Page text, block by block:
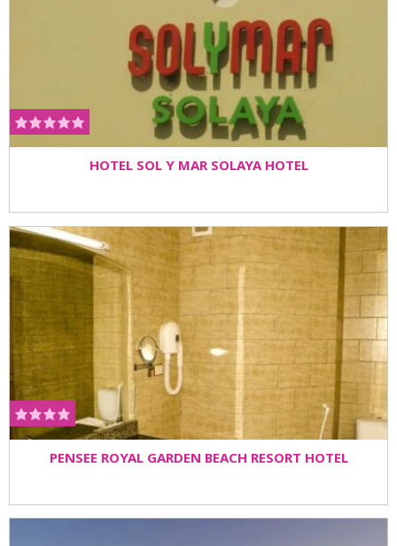
HOTEL SOL Y MAR SOLAYA HOTEL
PENSEE ROYAL GARDEN BEACH RESORT HOTEL